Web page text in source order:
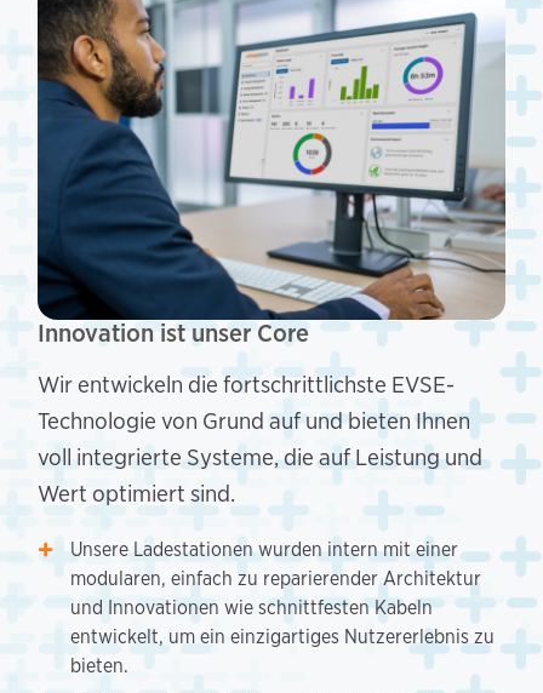
Innovation ist unser Core
Wir entwickeln die fortschrittlichste EVSE-
Technologie von Grund auf und bieten Ihnen
voll integrierte Systeme, die auf Leistung und
Wert optimiert sind.
Unsere Ladestationen wurden intern mit einer
modularen, einfach zu reparierender Architektur
und Innovationen wie schnittfesten Kabeln
entwickelt, um ein einzigartiges Nutzererlebnis zu
bieten.